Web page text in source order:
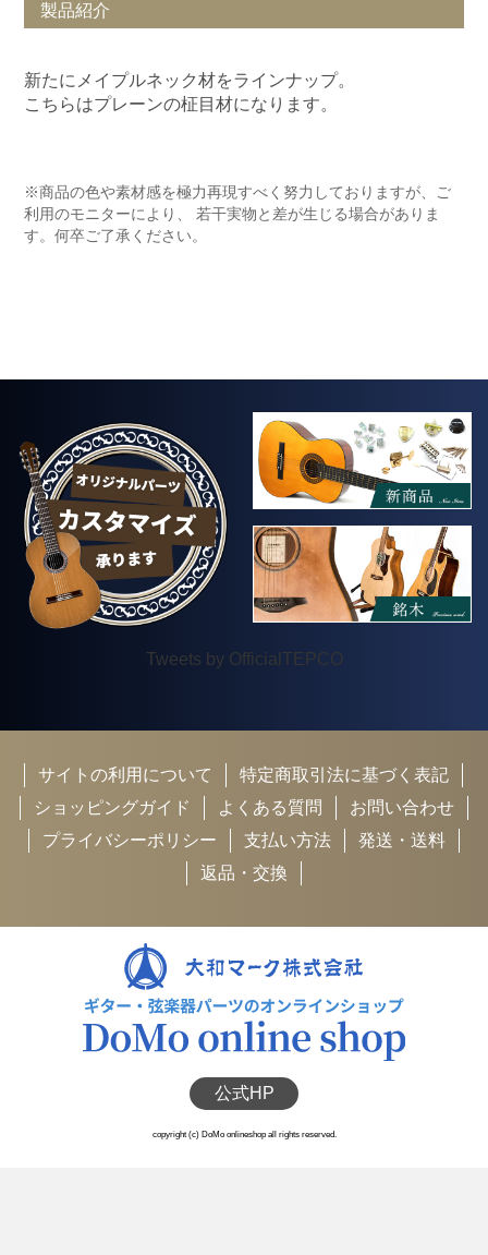
製品紹介
新たにメイプルネック材をラインナップ。
こちらはプレーンの柾目材になります。
※商品の色や素材感を極力再現すべく努力しておりますが、ご
利用のモニターにより、 若干実物と差が生じる場合がありま
す。何卒ご了承ください。
Tweets by OfficialTEPCO
サイトの利用について
特定商取引法に基づく表記
ショッピングガイド
よくある質問
お問い合わせ
プライバシーポリシー
支払い方法
発送・送料
返品・交換
公式HP
copyright (c) DoMo onlineshop all rights reserved.